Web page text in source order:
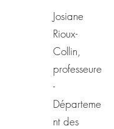
Josiane
Rioux-
Collin,
professeure
-
Départeme
nt des